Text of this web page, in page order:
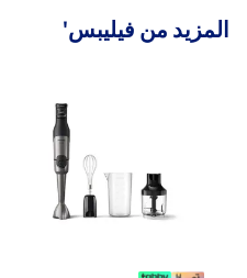
المزيد من فيليبس'